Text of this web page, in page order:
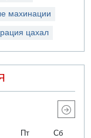
махинации
цахал
Пт Сб